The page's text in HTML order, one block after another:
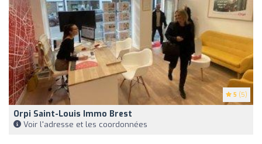
5 (5)
Orpi Saint-Louis Immo Brest
Voir l'adresse et les coordonnées